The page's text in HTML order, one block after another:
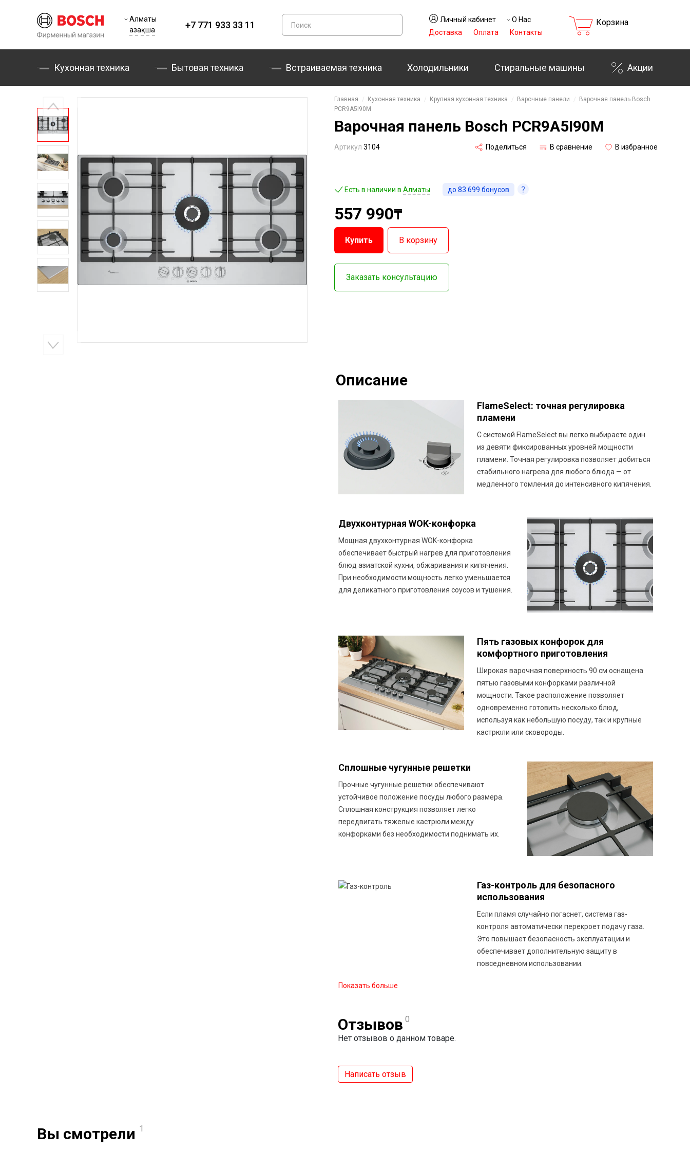
Алматы
Қазақша
+7 771 933 33 11
Личный кабинет
О Нас
Доставка
Оплата Контакты
Корзина
Кухонная техника Бытовая техника Холодильники Стиральные машины
Встраиваемая техника Акции
Главная Кухонная техника Крупная кухонная техника Варочные панели
Варочная панель Bosch
PCR9A5I90M
Варочная панель Bosch PCR9A5I90M
Артикул 3104 Поделиться В сравнение В избранное
Есть в наличии в Алматы до 83 699 бонусов
₸
557 990₸
Купить В корзину
Заказать консультацию
Описание
FlameSelect: точная регулировка
пламени
С системой FlameSelect вы легко выбираете один
из девяти фиксированных уровней мощности
пламени. Точная регулировка позволяет добиться
стабильного нагрева для любого блюда — от
медленного томления до интенсивного кипячения.
Двухконтурная WOK-конфорка
Мощная двухконтурная WOK-конфорка
обеспечивает быстрый нагрев для приготовления
блюд азиатской кухни, обжаривания и кипячения.
При необходимости мощность легко уменьшается
для деликатного приготовления соусов и тушения.
Пять газовых конфорок для
комфортного приготовления
Широкая варочная поверхность 90 см оснащена
пятью газовыми конфорками различной
мощности. Такое расположение позволяет
одновременно готовить несколько блюд,
используя как небольшую посуду, так и крупные
кастрюли или сковороды.
Сплошные чугунные решетки
Прочные чугунные решетки обеспечивают
устойчивое положение посуды любого размера.
Сплошная конструкция позволяет легко
передвигать тяжелые кастрюли между
конфорками без необходимости поднимать их.
Газ-контроль для безопасного
использования
Если пламя случайно погаснет, система газ-
контроля автоматически перекроет подачу газа.
Это повышает безопасность эксплуатации и
обеспечивает дополнительную защиту в
повседневном использовании.
Показать больше
Отзывов 0
Нет отзывов о данном товаре.
Написать отзыв
Вы смотрели 1